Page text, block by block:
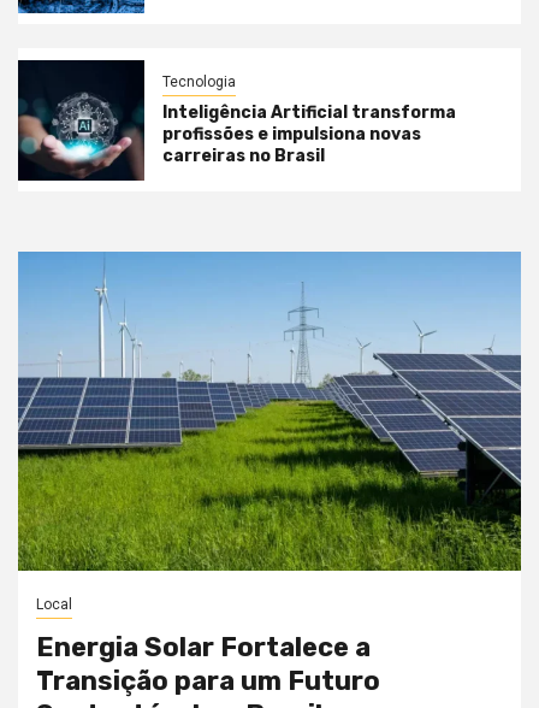
Tecnologia
Inteligência Artificial transforma
profissões e impulsiona novas
carreiras no Brasil
Local
Energia Solar Fortalece a
Transição para um Futuro